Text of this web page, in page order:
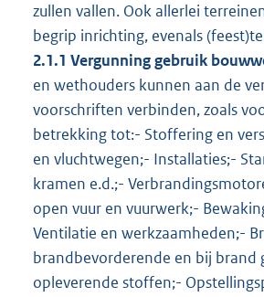
zullen vallen. Ook allerlei
begrip inrichting, evenals
2.1.1 Vergunning gebruik
en wethouders kunnen aan de
voorschriften verbinden, zoals
betrekking tot:- Stoffering en
en vluchtwegen;- Installaties;-
kramen e.d.;-
open vuur en vuurwerk;-
Ventilatie en werkzaamheden;-
brandbevorderende en bij brand
opleverende stoffen;-